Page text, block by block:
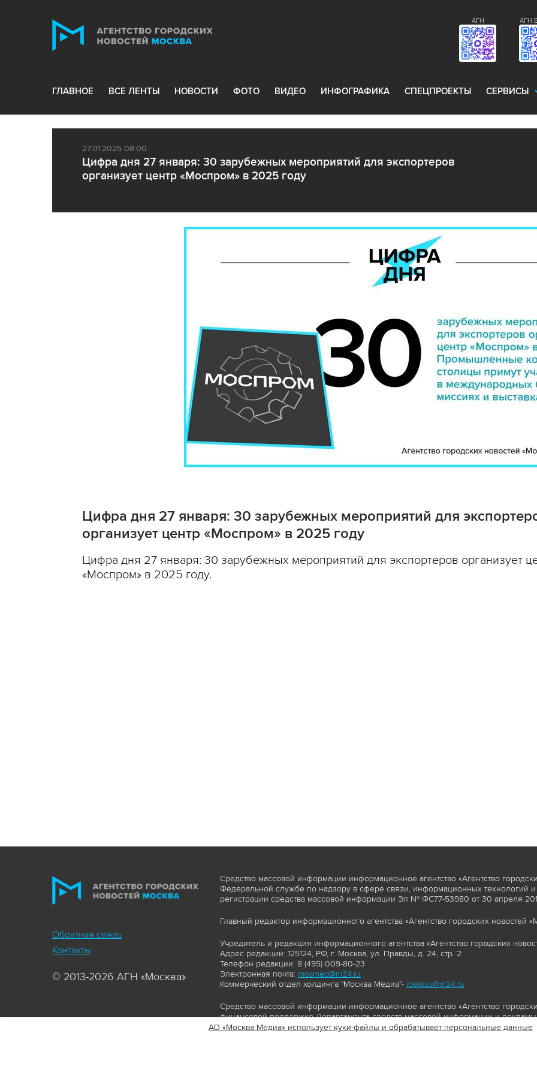
АГН
АГН
ГЛАВНОЕ ВСЕ ЛЕНТЫ НОВОСТИ ФОТО ВИДЕО ИНФОГРАФИКА СПЕЦПРОЕКТЫ СЕРВИСЫ
27.01.2025 08:00
Цифра дня 27 января: 30 зарубежных мероприятий для экспортеров
организует центр «Моспром» в 2025 году
Цифра дня 27 января: 30 зарубежных мероприятий для
организует центр «Моспром» в 2025 году
Цифра дня 27 января: 30 зарубежных мероприятий для экспортеров организует
«Моспром» в 2025 году.
Обратная связь
Контакты
© 2013-2026 АГН «Москва»
Средство массовой информации информационное агентство «Агентство
Федеральной службе по надзору в сфере связи, информационных технологий
регистрации средства массовой информации Эл № ФС77-53980 от 30 апреля
Главный редактор информационного агентства «Агентство городских новостей
Учредитель и редакция информационного агентства «Агентство городских
Адрес редакции: 125124, РФ, г. Москва, ул. Правды, д. 24, стр. 2
Телефон редакции: 8 (495) 009-80-23
Электронная почта: mosmed@m24.ru
Коммерческий отдел холдинга "Москва Медиа"- ibelous@m24.ru
Средство массовой информации информационное агентство «Агентство
финансовой поддержке Департамента средств массовой информации и
АО «Москва Медиа» использует куки-файлы и обрабатывает персональные данные